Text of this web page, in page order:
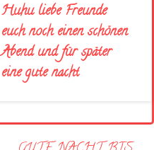
Huhu liebe Freunde
euch noch einen schönen
Abend und für später
eine gute nacht